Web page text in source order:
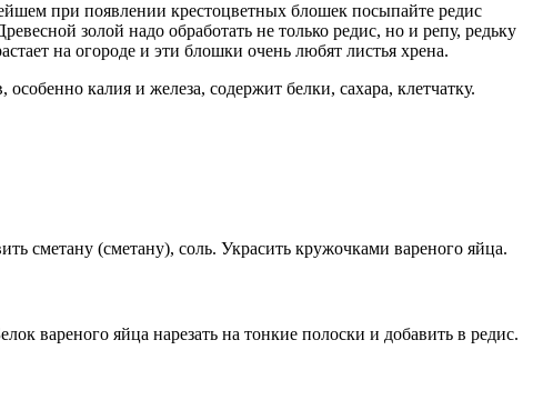
при появлении крестоцветных блошек посыпайте редис
золой надо обработать не только редис, но и репу, редьку
на огороде и эти блошки очень любят листья хрена.
калия и железа, содержит белки, сахара, клетчатку.
сметану (сметану), соль. Украсить кружочками вареного яйца.
вареного яйца нарезать на тонкие полоски и добавить в редис.